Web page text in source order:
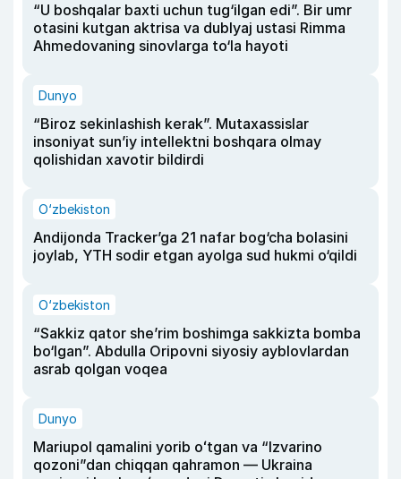
“U boshqalar baxti uchun tug‘ilgan edi”. Bir umr
otasini kutgan aktrisa va dublyaj ustasi Rimma
Ahmedovaning sinovlarga to‘la hayoti
Dunyo
“Biroz sekinlashish kerak”. Mutaxassislar
insoniyat sun’iy intellektni boshqara olmay
qolishidan xavotir bildirdi
O‘zbekiston
Andijonda Tracker’ga 21 nafar bog‘cha bolasini
joylab, YTH sodir etgan ayolga sud hukmi o‘qildi
O‘zbekiston
“Sakkiz qator she’rim boshimga sakkizta bomba
bo‘lgan”. Abdulla Oripovni siyosiy ayblovlardan
asrab qolgan voqea
Dunyo
Mariupol qamalini yorib oʻtgan va “Izvarino
qozoni”dan chiqqan qahramon — Ukraina